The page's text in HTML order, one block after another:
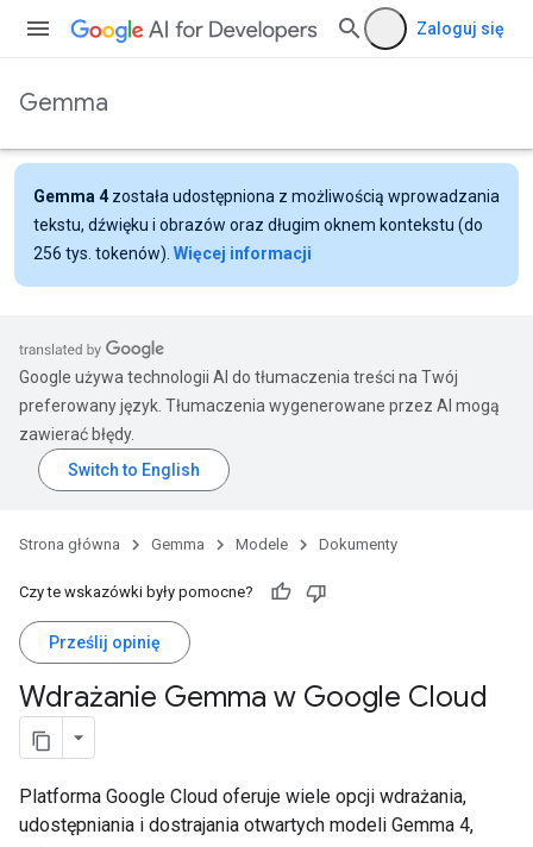
Zaloguj się
Gemma
Gemma 4 została udostępniona z możliwością wprowadzania
tekstu, dźwięku i obrazów oraz długim oknem kontekstu (do
256 tys. tokenów). Więcej informacji
Google używa technologii AI do tłumaczenia treści na Twój
preferowany język. Tłumaczenia wygenerowane przez AI mogą
zawierać błędy.
Strona główna Gemma Modele Dokumenty
Czy te wskazówki były pomocne?
Prześlij opinię
Wdrażanie Gemma w Google Cloud
Platforma Google Cloud oferuje wiele opcji wdrażania,
udostępniania i dostrajania otwartych modeli Gemma 4,